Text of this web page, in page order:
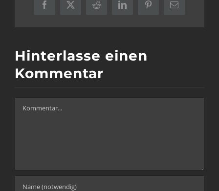
Facebook
X Reddit LinkedInPinterest
E-
Hinterlasse einen
Kommentar
Kommentar